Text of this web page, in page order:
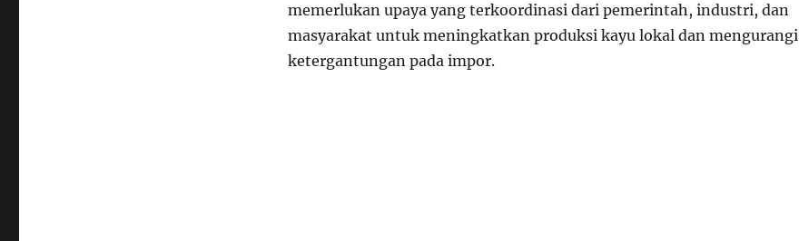
memerlukan upaya yang terkoordinasi dari pemerintah, industri, dan
masyarakat untuk meningkatkan produksi kayu lokal dan mengurangi
ketergantungan pada impor.